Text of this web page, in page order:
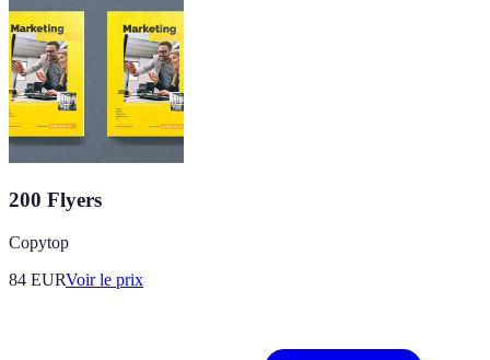
200 Flyers
Copytop
84 EURVoir le prix